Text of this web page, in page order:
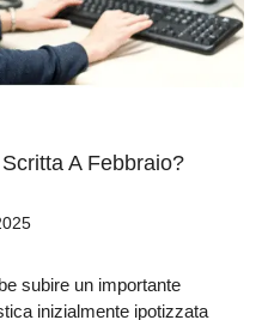
A Febbraio?
subire un importante
inizialmente ipotizzata
omaggio